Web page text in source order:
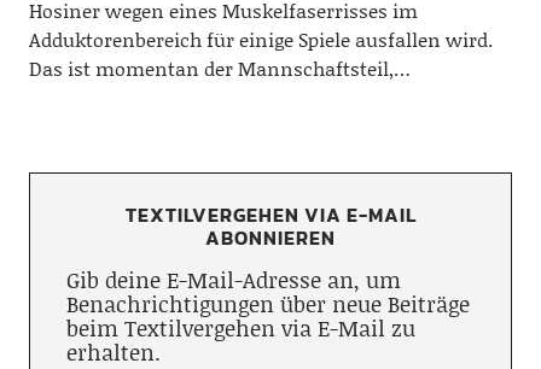
Hosiner wegen eines Muskelfaserrisses im
Adduktorenbereich für einige Spiele ausfallen wird.
Das ist momentan der Mannschaftsteil,…
TEXTILVERGEHEN VIA E-MAIL
ABONNIEREN
Gib deine E-Mail-Adresse an, um
Benachrichtigungen über neue Beiträge
beim Textilvergehen via E-Mail zu
erhalten.